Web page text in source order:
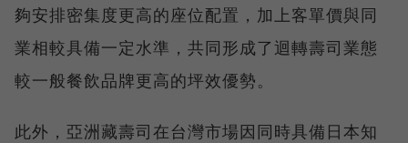
夠安排密集度更高的座位配置，加上客單價與同
業相較具備一定水準，共同形成了迴轉壽司業態
較一般餐飲品牌更高的坪效優勢。
此外，亞洲藏壽司在台灣市場因同時具備日本知